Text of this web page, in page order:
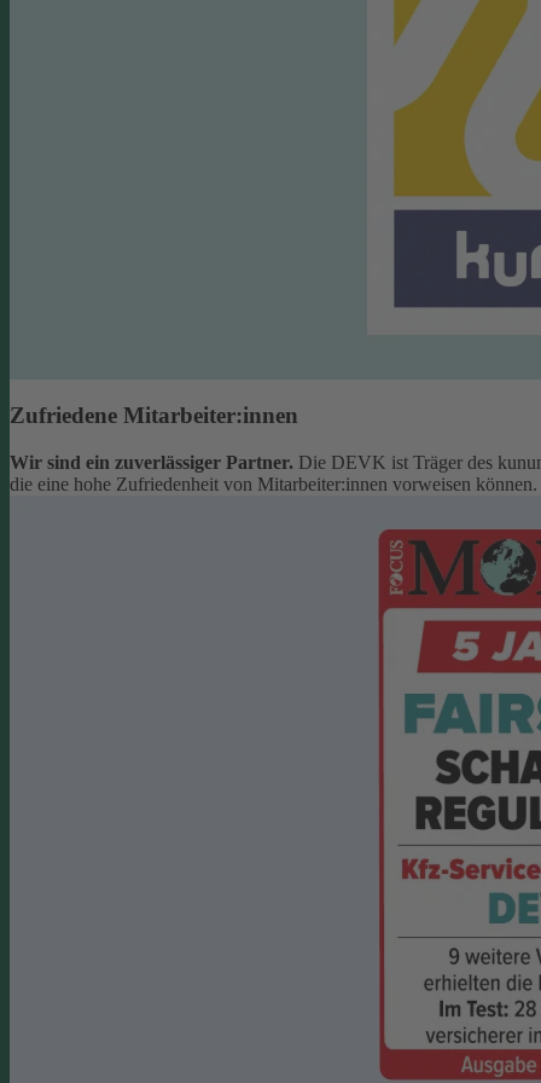
Zufriedene Mitarbeiter:innen
Wir sind ein zuverlässiger Partner. Die DEVK ist Träger des
die eine hohe Zufriedenheit von Mitarbeiter:innen vorweisen können.